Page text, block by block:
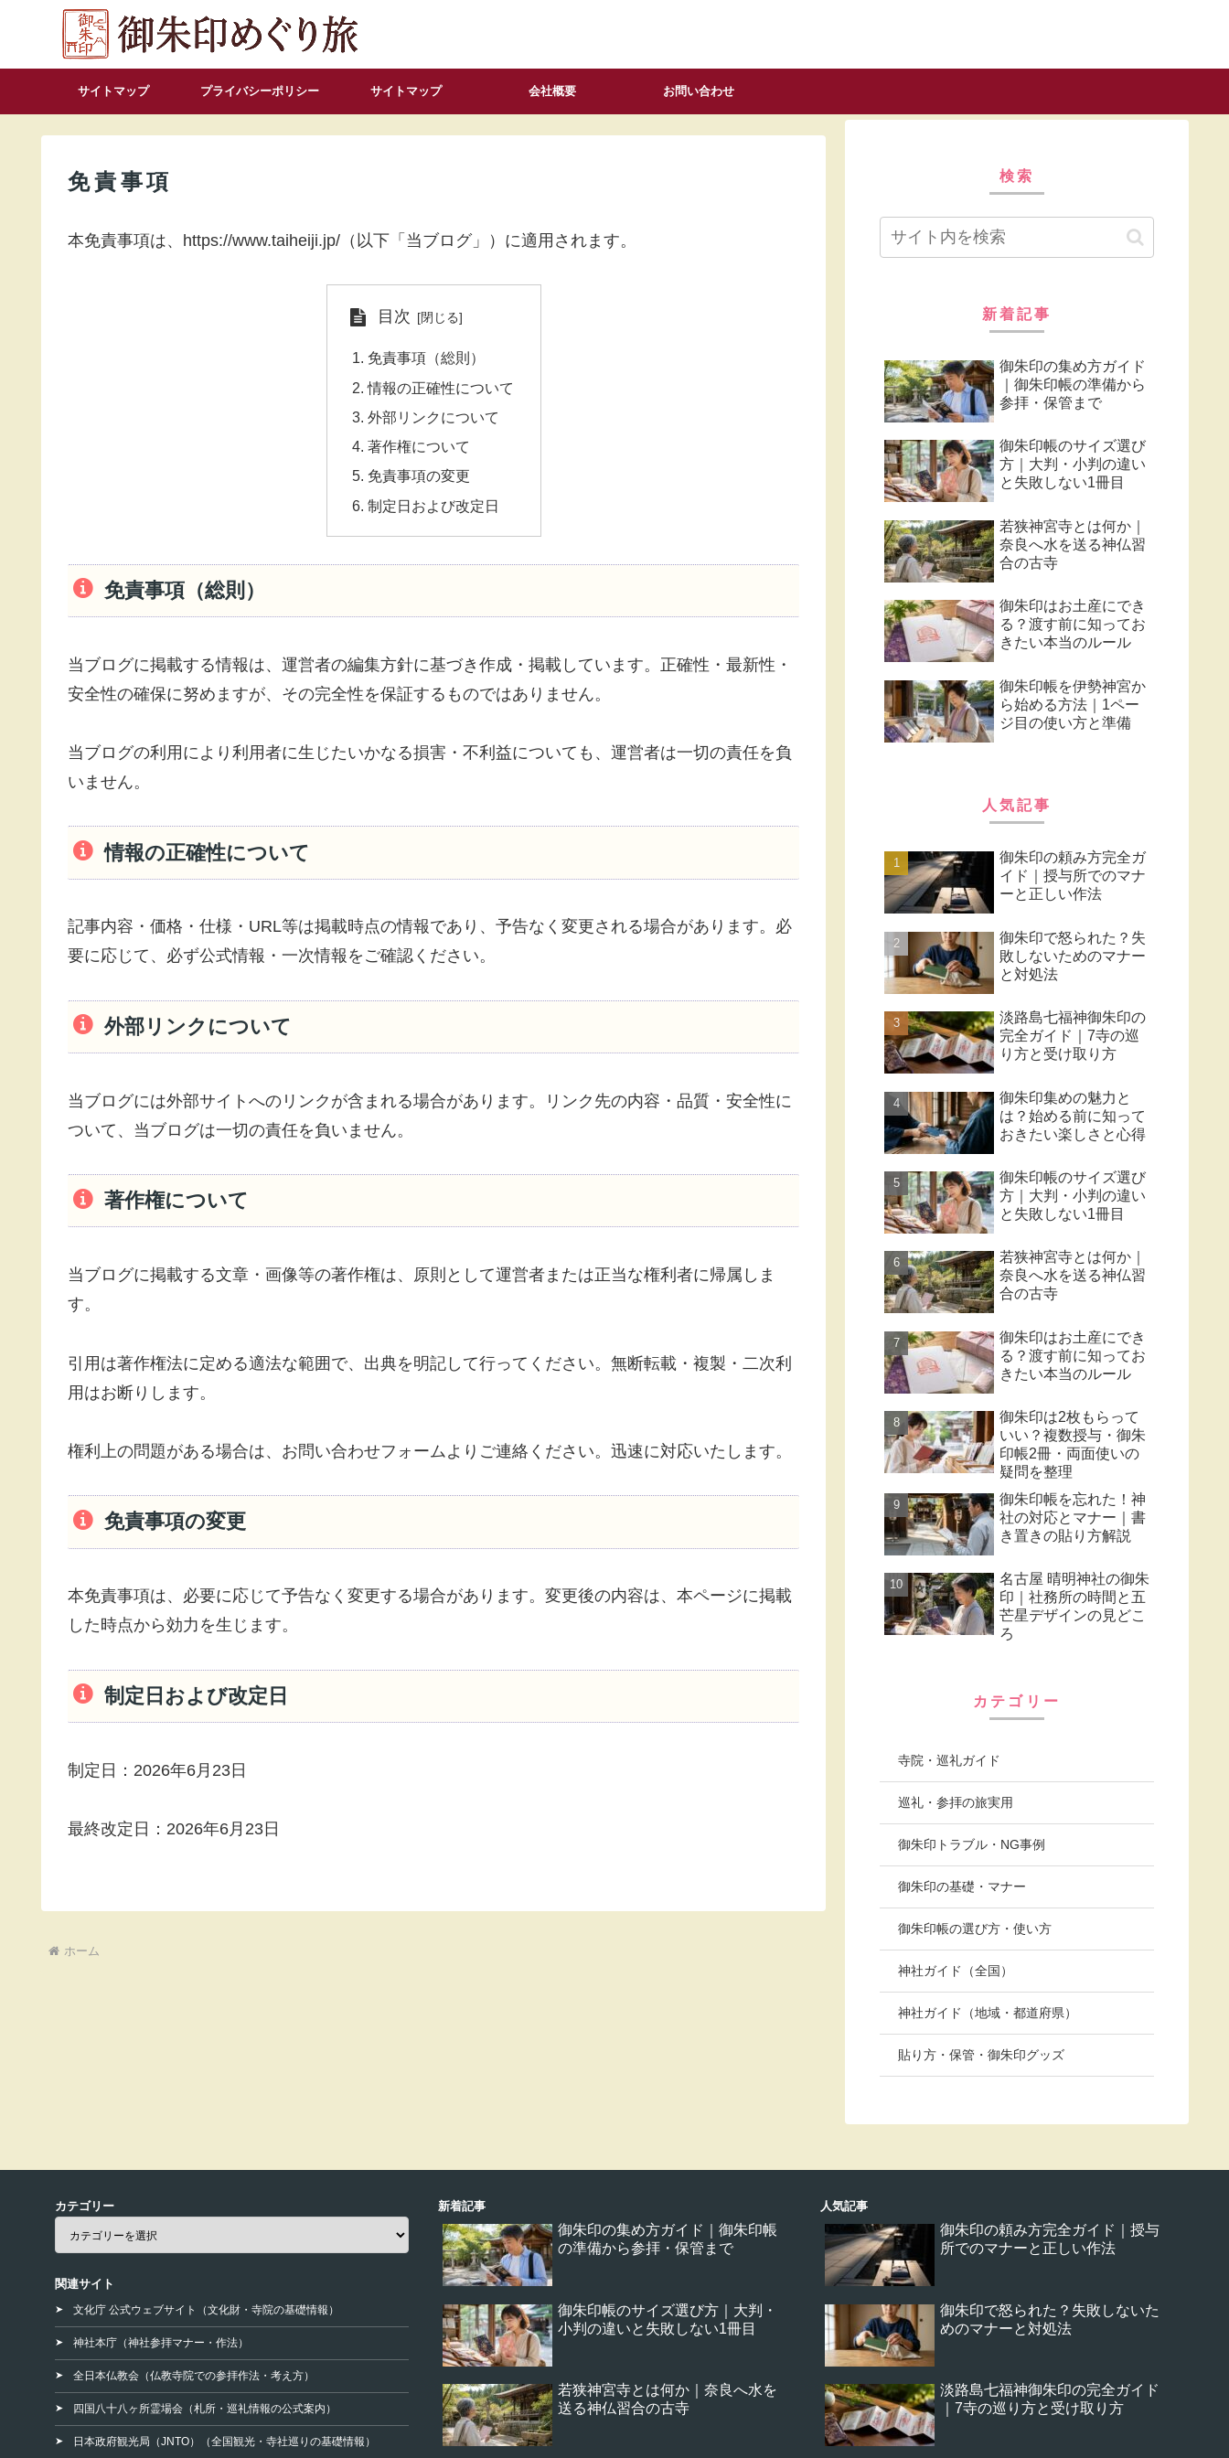
サイトマップ プライバシーポリシー サイトマップ 会社概要 お問い合わせ
免責事項
本免責事項は、https://www.taiheiji.jp/（以下「当ブログ」）に適用されます。
目次
免責事項（総則）
情報の正確性について
外部リンクについて
著作権について
免責事項の変更
制定日および改定日
免責事項（総則）
当ブログに掲載する情報は、運営者の編集方針に基づき作成・掲載しています。正確性・最新性・
安全性の確保に努めますが、その完全性を保証するものではありません。
当ブログの利用により利用者に生じたいかなる損害・不利益についても、運営者は一切の責任を負
いません。
情報の正確性について
記事内容・価格・仕様・URL等は掲載時点の情報であり、予告なく変更される場合があります。必
要に応じて、必ず公式情報・一次情報をご確認ください。
外部リンクについて
当ブログには外部サイトへのリンクが含まれる場合があります。リンク先の内容・品質・安全性に
ついて、当ブログは一切の責任を負いません。
著作権について
当ブログに掲載する文章・画像等の著作権は、原則として運営者または正当な権利者に帰属しま
す。
引用は著作権法に定める適法な範囲で、出典を明記して行ってください。無断転載・複製・二次利
用はお断りします。
権利上の問題がある場合は、お問い合わせフォームよりご連絡ください。迅速に対応いたします。
免責事項の変更
本免責事項は、必要に応じて予告なく変更する場合があります。変更後の内容は、本ページに掲載
した時点から効力を生じます。
制定日および改定日
制定日：2026年6月23日
最終改定日：2026年6月23日
ホーム
検索
新着記事
御朱印の集め方ガイド
｜御朱印帳の準備から
参拝・保管まで
御朱印帳のサイズ選び
方｜大判・小判の違い
と失敗しない1冊目
若狭神宮寺とは何か｜
奈良へ水を送る神仏習
合の古寺
御朱印はお土産にでき
る？渡す前に知ってお
きたい本当のルール
御朱印帳を伊勢神宮か
ら始める方法｜1ペー
ジ目の使い方と準備
人気記事
御朱印の頼み方完全ガ
イド｜授与所でのマナ
ーと正しい作法
御朱印で怒られた？失
敗しないためのマナー
と対処法
淡路島七福神御朱印の
完全ガイド｜7寺の巡
り方と受け取り方
御朱印集めの魅力と
は？始める前に知って
おきたい楽しさと心得
御朱印帳のサイズ選び
方｜大判・小判の違い
と失敗しない1冊目
若狭神宮寺とは何か｜
奈良へ水を送る神仏習
合の古寺
御朱印はお土産にでき
る？渡す前に知ってお
きたい本当のルール
御朱印は2枚もらって
いい？複数授与・御朱
印帳2冊・両面使いの
疑問を整理
御朱印帳を忘れた！神
社の対応とマナー｜書
き置きの貼り方解説
名古屋 晴明神社の御朱
印｜社務所の時間と五
芒星デザインの見どこ
ろ
カテゴリー
寺院・巡礼ガイド
巡礼・参拝の旅実用
御朱印トラブル・NG事例
御朱印の基礎・マナー
御朱印帳の選び方・使い方
神社ガイド（全国）
神社ガイド（地域・都道府県）
貼り方・保管・御朱印グッズ
カテゴリー
関連サイト
文化庁 公式ウェブサイト（文化財・寺院の基礎情報）
神社本庁（神社参拝マナー・作法）
全日本仏教会（仏教寺院での参拝作法・考え方）
四国八十八ヶ所霊場会（札所・巡礼情報の公式案内）
日本政府観光局（JNTO）（全国観光・寺社巡りの基礎情報）
新着記事
御朱印の集め方ガイド｜御朱印帳
の準備から参拝・保管まで
御朱印帳のサイズ選び方｜大判・
小判の違いと失敗しない1冊目
若狭神宮寺とは何か｜奈良へ水を
送る神仏習合の古寺
人気記事
御朱印の頼み方完全ガイド｜授与
所でのマナーと正しい作法
御朱印で怒られた？失敗しないた
めのマナーと対処法
淡路島七福神御朱印の完全ガイド
｜7寺の巡り方と受け取り方